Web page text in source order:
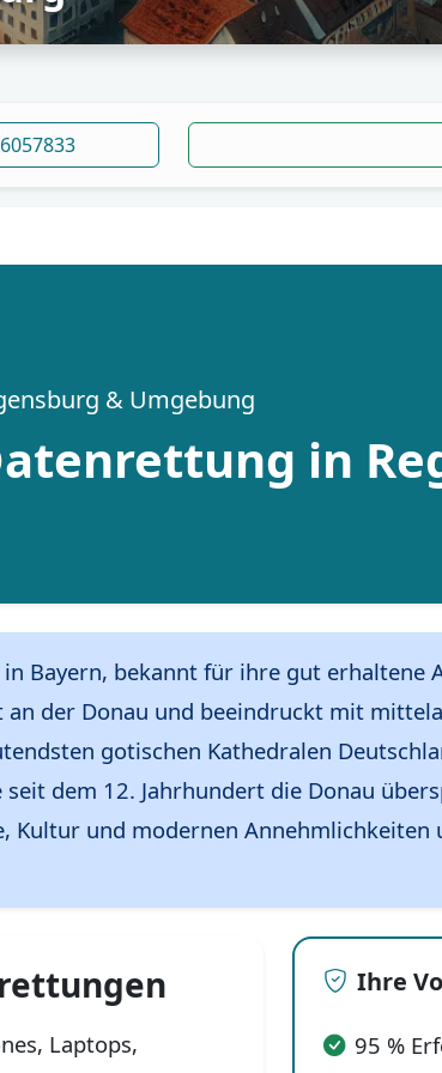
& Umgebung
in
Bayern, bekannt für ihre gut erhaltene
der Donau und beeindruckt mit
gotischen Kathedralen
dem 12. Jahrhundert die Donau
Kultur und modernen Annehmlichkeiten
Laptops,
Ihre
95 %